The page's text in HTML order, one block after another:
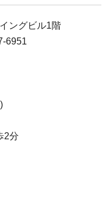
ングビル1階
6951
2分